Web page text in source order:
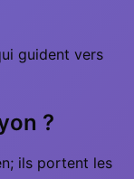
guident vers
?
ils portent les